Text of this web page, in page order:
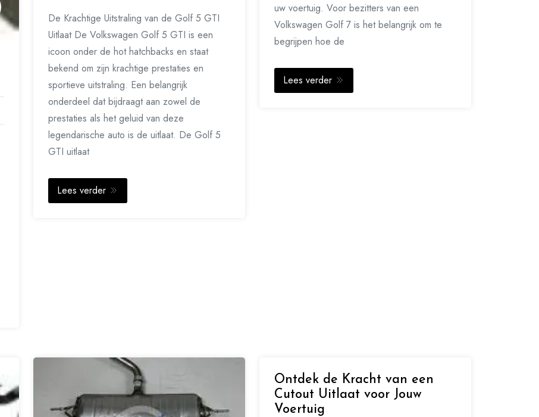
De Krachtige Uitstraling van de Golf 5 GTI
Uitlaat De Volkswagen Golf 5 GTI is een
icoon onder de hot hatchbacks en staat
bekend om zijn krachtige prestaties en
sportieve uitstraling. Een belangrijk
onderdeel dat bijdraagt aan zowel de
prestaties als het geluid van deze
legendarische auto is de uitlaat. De Golf 5
GTI uitlaat
Lees verder
uw voertuig. Voor bezitters van een
Volkswagen Golf 7 is het belangrijk om te
begrijpen hoe de
Lees verder
Ontdek de Kracht van een
Cutout Uitlaat voor Jouw
Voertuig